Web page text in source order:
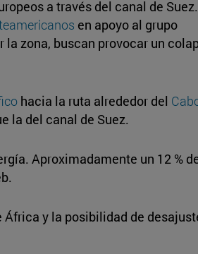
a través del canal de
en apoyo al grupo
zona, buscan provocar un
hacia la ruta alrededor del
la del canal de Suez.
Aproximadamente un 12 %
y la posibilidad de